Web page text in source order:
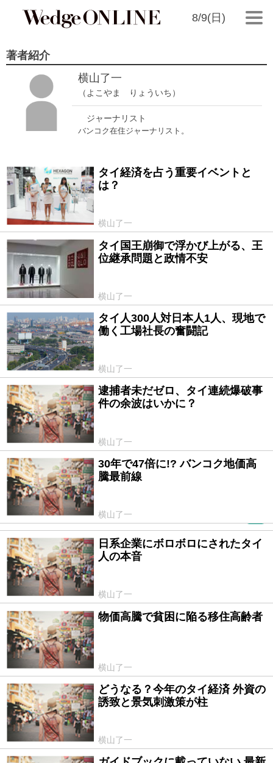
8/9(日)
著者紹介
横山了一
（よこやま りょういち）
ジャーナリスト
バンコク在住ジャーナリスト。
2016/12/09
タイ経済を占う重要イベントと
は？
横山了一
2016/10/29
タイ国王崩御で浮かび上がる、王
位継承問題と政情不安
横山了一
2016/10/22
タイ人300人対日本人1人、現地で
働く工場社長の奮闘記
横山了一
2016/09/03
逮捕者未だゼロ、タイ連続爆破事
件の余波はいかに？
横山了一
2016/06/03
30年で47倍に!? バンコク地価高
騰最前線
横山了一
2016/02/18
日系企業にボロボロにされたタイ
人の本音
横山了一
2016/01/29 物価高騰で貧困に陥る移住高齢者
横山了一
2016/01/15
どうなる？今年のタイ経済 外資の
誘致と景気刺激策が柱
横山了一